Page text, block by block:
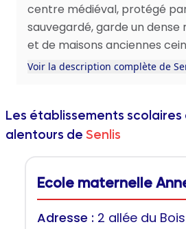
centre médiéval, protégé
sauvegardé, garde un dense
et de maisons anciennes
Voir la description complète de
Les établissements scolaires
alentours de Senlis
Ecole maternelle
Adresse : 2 allée